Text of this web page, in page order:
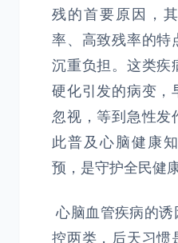
残的首要原因，
率、高致残率的特
沉重负担。这类疾
硬化引发的病变，
忽视，等到急性发
此普及心脑健康
预，是守护全民健
心脑血管疾病的诱
控两类，后天习惯